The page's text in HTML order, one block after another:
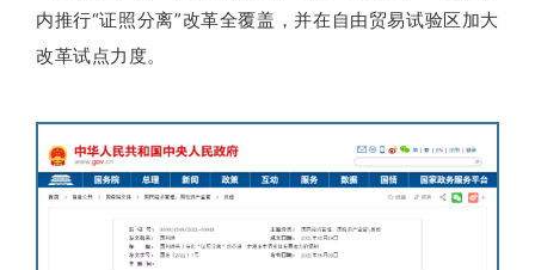
互动回应
内推行“证照分离”改革全覆盖，并在自由贸易试验区加大
改革试点力度。